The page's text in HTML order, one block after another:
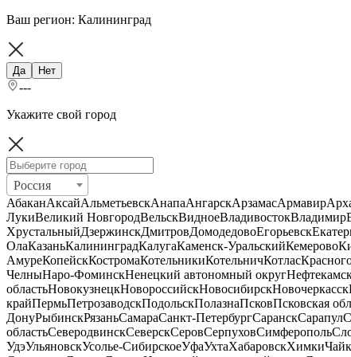
Ваш регион: Калининград
Да Нет
---
Укажите свой город
Россия
АбаканАксайАльметьевскАнапаАнгарскАрзамасАрмавир
ЛукиВеликий НовгородВельскВидноеВладивостокВладимир
ХрустальныйДзержинскДмитровДомодедовоЕгорьевск
ОлаКазаньКалининградКалугаКаменск-УральскийКемерово
АмуреКопейскКостромаКотельникиКотельничКотлас
ЧелныНаро-ФоминскНенецкий автономный округ
областьНовокузнецкНовороссийскНовосибирскНовочеркасск
крайПермьПетрозаводскПодольскПолазнаПсковПсковская
ДонуРыбинскРязаньСамараСанкт-ПетербургСаранскСарапул
областьСеверодвинскСеверскСеровСерпуховСимферополь
УдэУльяновскУсолье-СибирскоеУфаУхтаХабаровскХимки